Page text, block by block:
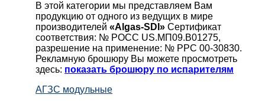
В этой категории мы представляем Вам
продукцию от одного из ведущих в мире
производителей «Algas-SDI» Сертификат
соответствия: № РОСС US.МП09.В01275,
разрешение на применение: № РРС 00-30830.
Рекламную брошюру Вы можете просмотреть
здесь: показать брошюру по испарителям
АГЗС модульные